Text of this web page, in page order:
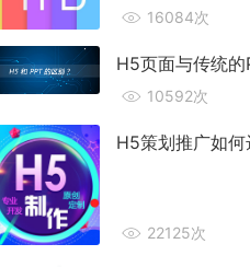
16084次
H5页面与传统
10592次
H5策划推广如
22125次